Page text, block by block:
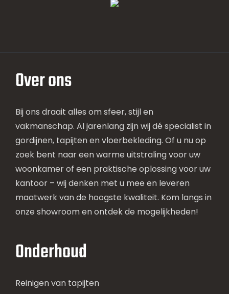
Over ons
Bij ons draait alles om sfeer, stijl en
vakmanschap. Al jarenlang zijn wij dé specialist in
gordijnen, tapijten en vloerbekleding. Of u nu op
zoek bent naar een warme uitstraling voor uw
woonkamer of een praktische oplossing voor uw
kantoor – wij denken met u mee en leveren
maatwerk van de hoogste kwaliteit. Kom langs in
onze showroom en ontdek de mogelijkheden!
Onderhoud
Reinigen van tapijten